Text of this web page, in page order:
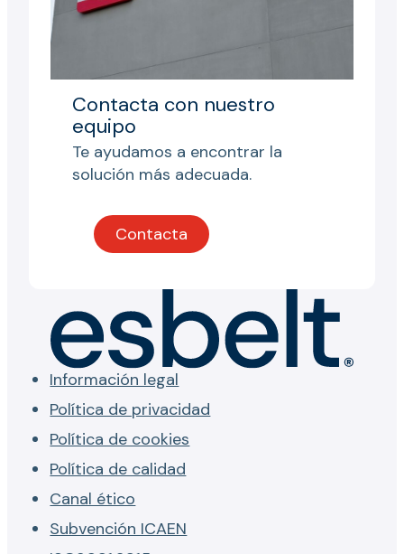
Contacta con nuestro
equipo
Te ayudamos a encontrar la
solución más adecuada.
Contacta
Información legal
Política de privacidad
Política de cookies
Política de calidad
Canal ético
Subvención ICAEN